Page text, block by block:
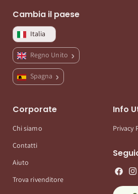
Cambia il paese
Italia
Regno Unito
Spagna
Corporate
Chi siamo
Contatti
Aiuto
Trova rivenditore
Info
Privacy